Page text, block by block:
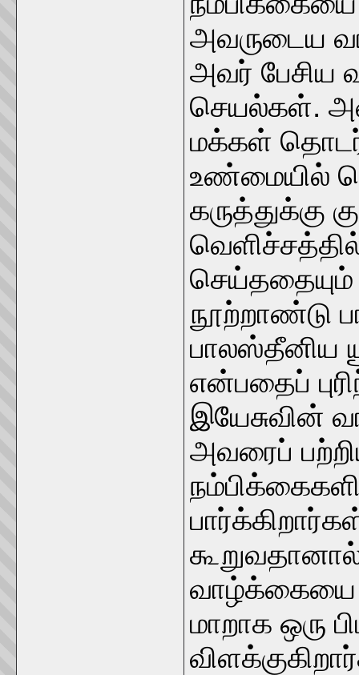
அவருடைய
அவர் பேசிய
செயல்கள்.
மக்கள்
உண்மையில்
கருத்துக்கு
செய்ததையும்
நூற்றாண்டு
பாலஸ்தீனிய
என்பதைப்
இயேசுவின்
அவரைப்
வாழ்க்கையை
மாறாக ஒரு